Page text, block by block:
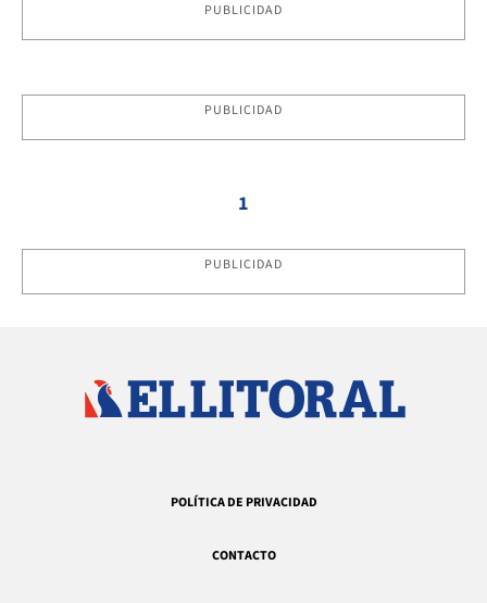
PUBLICIDAD
PUBLICIDAD
1
PUBLICIDAD
POLÍTICA DE PRIVACIDAD
CONTACTO